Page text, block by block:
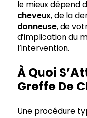
le mieux dépend
cheveux, de la
donneuse, de
d’implication du
l’intervention.
À Quoi
Greffe De
Une procédure